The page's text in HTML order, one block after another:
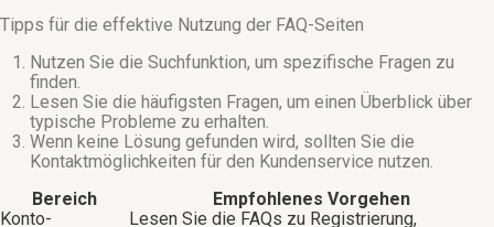
Tipps für die effektive Nutzung der FAQ-Seiten
Nutzen Sie die Suchfunktion, um spezifische Fragen zu
finden.
Lesen Sie die häufigsten Fragen, um einen Überblick über
typische Probleme zu erhalten.
Wenn keine Lösung gefunden wird, sollten Sie die
Kontaktmöglichkeiten für den Kundenservice nutzen.
Bereich
Empfohlenes Vorgehen
Konto-
Lesen Sie die FAQs zu Registrierung,